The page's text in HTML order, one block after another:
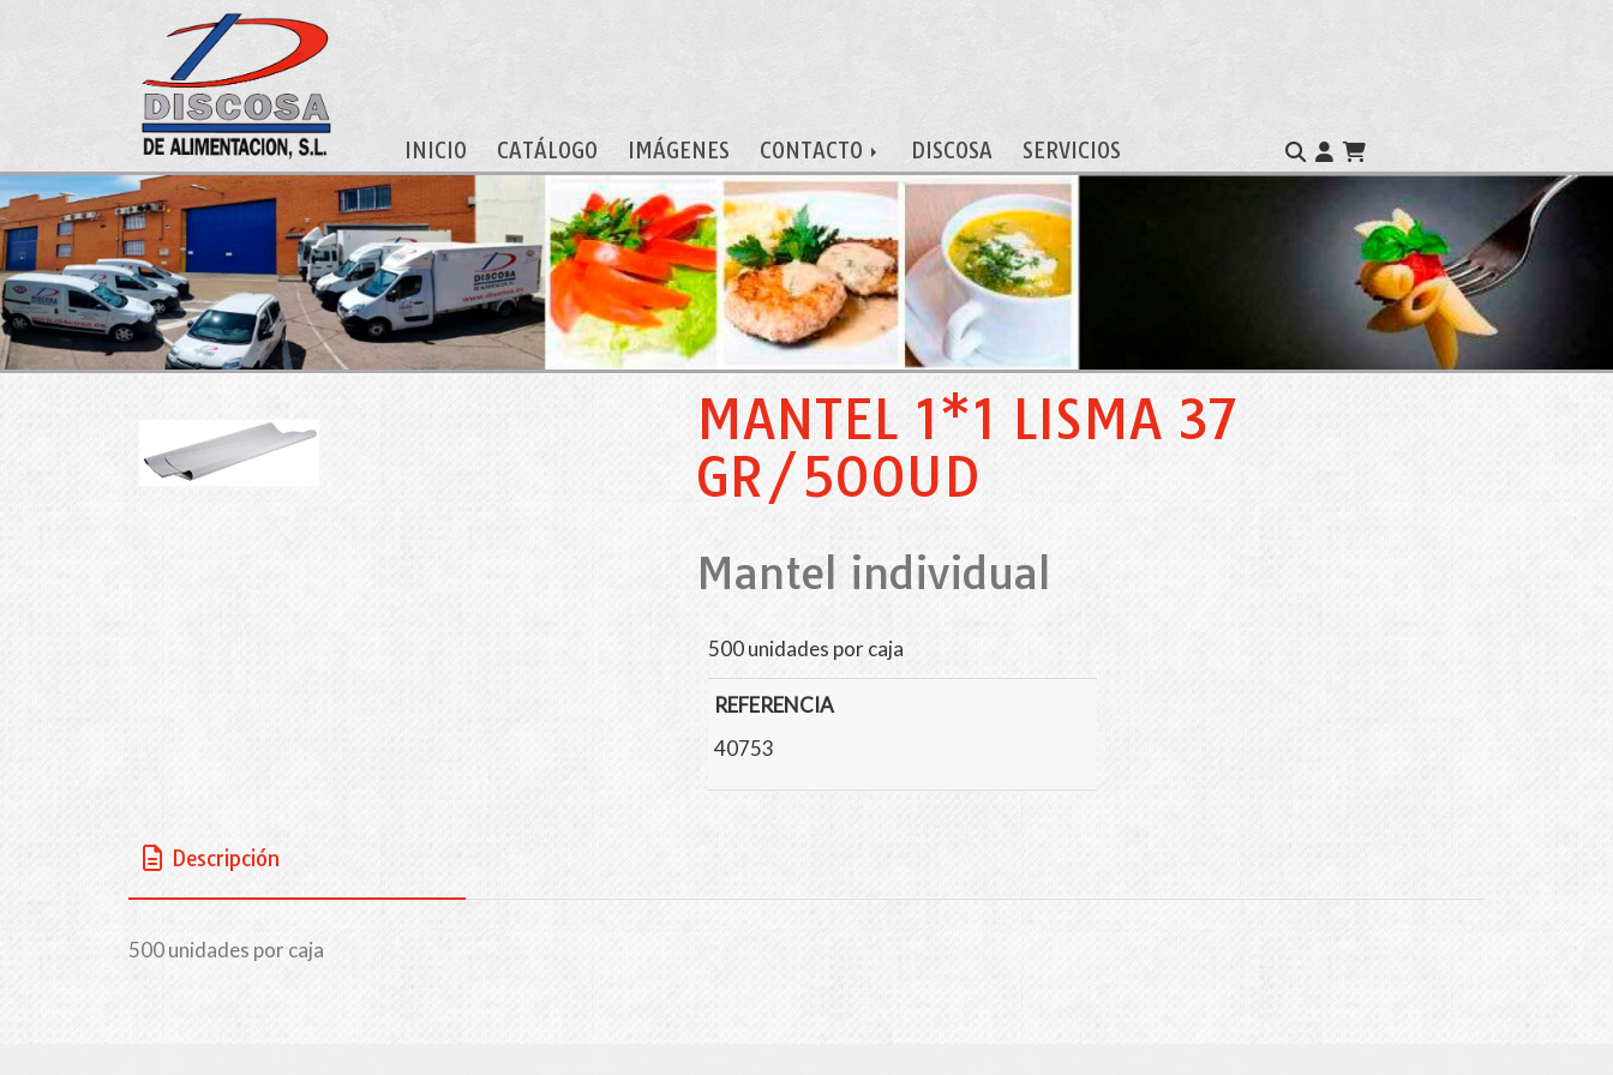
INICIO CATÁLOGO IMÁGENES CONTACTO DISCOSA SERVICIOS
MANTEL 1*1 LISMA 37
GR/500UD
Mantel individual
500 unidades por caja
REFERENCIA
40753
Descripción
500 unidades por caja